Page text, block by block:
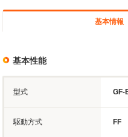
基本情報
基本性能
型式 GF-
駆動方式 FF